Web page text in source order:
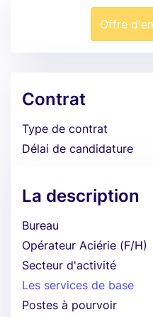
Offre
Contrat
Type de contrat
Délai de candidature
La description
Bureau
Opérateur Aciérie (F/H)
Secteur d'activité
Les services de base
Postes à pourvoir